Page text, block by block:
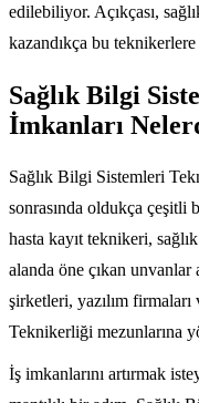
edilebiliyor. Açıkçası,
kazandıkça bu
Sağlık Bilgi
İmkanları
Sağlık Bilgi Sistemleri
sonrasında oldukça çeşitli
hasta kayıt teknikeri,
alanda öne çıkan unvanlar
şirketleri, yazılım
Teknikerliği mezunlarına
İş imkanlarını artırmak